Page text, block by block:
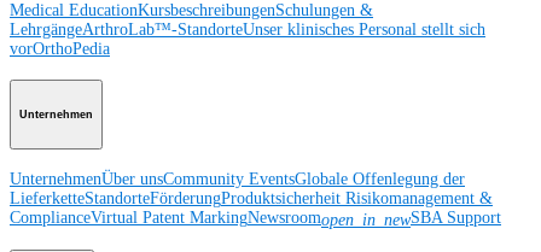
Medical EducationKursbeschreibungenSchulungen &
LehrgängeArthroLab™-StandorteUnser klinisches Personal stellt sich
vorOrthoPedia
Unternehmen
UnternehmenÜber unsCommunity EventsGlobale Offenlegung der
LieferketteStandorteFörderungProduktsicherheit Risikomanagement &
ComplianceVirtual Patent MarkingNewsroomopen_in_newSBA Support